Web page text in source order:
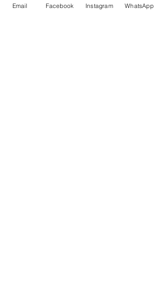
Email Facebook Instagram WhatsApp